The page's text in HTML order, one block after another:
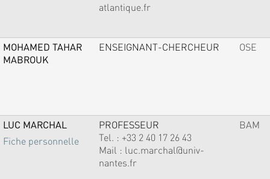
atlantique.fr
MOHAMED TAHAR
MABROUK
ENSEIGNANT-CHERCHEUR OSE
LUC MARCHAL
Fiche personnelle
PROFESSEUR
Tel. : +33 2 40 17 26 43
Mail : luc.marchal@univ-
nantes.fr
BAM